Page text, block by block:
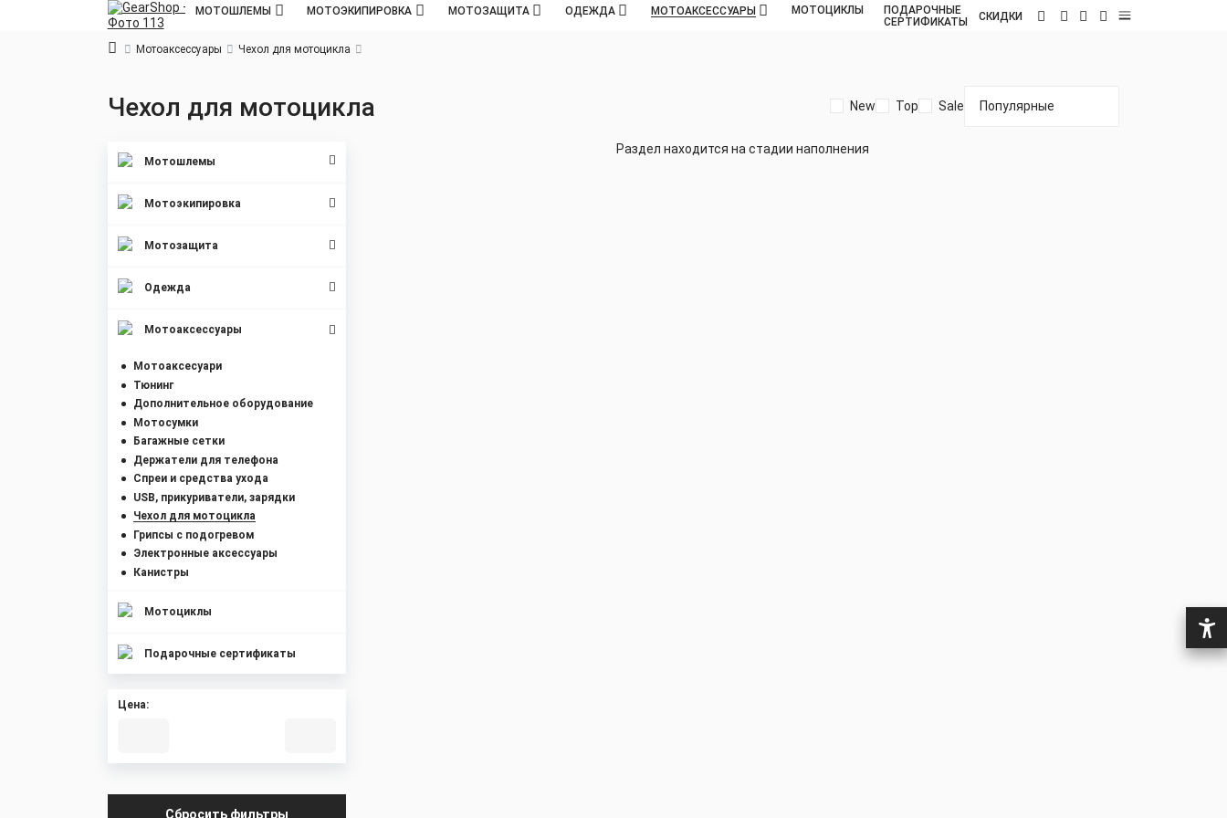
МОТОШЛЕМЫ МОТОЭКИПИРОВКА МОТОЗАЩИТА ОДЕЖДА МОТОАКСЕССУАРЫ МОТОЦИКЛЫ
ПОДАРОЧНЫЕ
СЕРТИФИКАТЫ
СКИДКИ
RU
Мотоаксессуары Чехол для мотоцикла
Чехол для мотоцикла New Top Sale
Раздел находится на стадии наполнения
Мотошлемы
Мотоэкипировка
Мотозащита
Одежда
Мотоаксессуары
Мотоаксесуари
Тюнинг
Дополнительное оборудование
Мотосумки
Багажные сетки
Держатели для телефона
Спреи и средства ухода
USB, прикуриватели, зарядки
Чехол для мотоцикла
Грипсы с подогревом
Электронные аксессуары
Канистры
Мотоциклы
Подарочные сертификаты
Цена:
Сбросить фильтры